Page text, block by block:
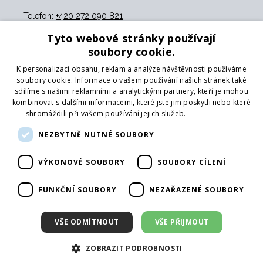
Telefon: +420 272 090 821
IČO 47549891
Služby
Katalog
Showroom
Poradenství
Platební metody
Karta
Platba předem na účet
Tyto webové stránky používají
soubory cookie.
K personalizaci obsahu, reklam a analýze návštěvnosti používáme
soubory cookie. Informace o vašem používání našich stránek také
sdílíme s našimi reklamními a analytickými partnery, kteří je mohou
kombinovat s dalšími informacemi, které jste jim poskytli nebo které
shromáždili při vašem používání jejich služeb.
NEZBYTNĚ NUTNÉ SOUBORY
VÝKONOVÉ SOUBORY SOUBORY CÍLENÍ
FUNKČNÍ SOUBORY NEZAŘAZENÉ SOUBORY
VŠE PŘIJMOUT
VŠE ODMÍTNOUT
ZOBRAZIT PODROBNOSTI